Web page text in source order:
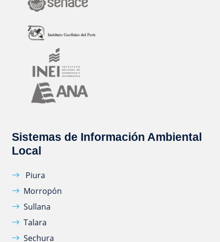
Sistemas de Información Ambiental
Local
Piura
Morropón
Sullana
Talara
Sechura